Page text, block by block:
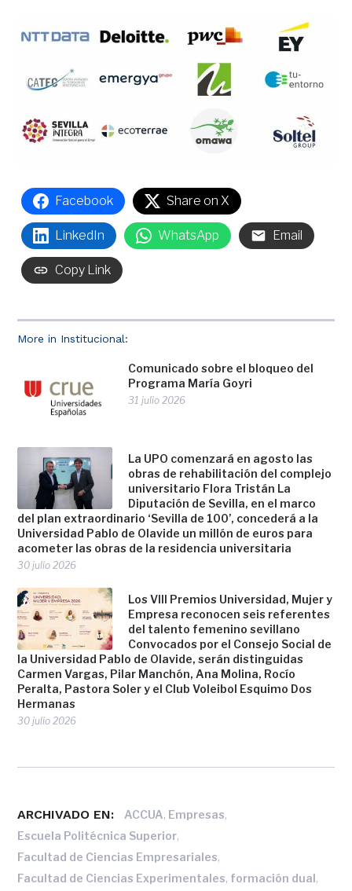
More in Institucional:
Comunicado sobre el bloqueo del
Programa María Goyri
31 julio 2026
La UPO comenzará en agosto las
obras de rehabilitación del complejo
universitario Flora Tristán La
Diputación de Sevilla, en el marco
del plan extraordinario ‘Sevilla de 100’, concederá a la
Universidad Pablo de Olavide un millón de euros para
acometer las obras de la residencia universitaria
30 julio 2026
Los VIII Premios Universidad, Mujer y
Empresa reconocen seis referentes
del talento femenino sevillano
Convocados por el Consejo Social de
la Universidad Pablo de Olavide, serán distinguidas
Carmen Vargas, Pilar Manchón, Ana Molina, Rocío
Peralta, Pastora Soler y el Club Voleibol Esquimo Dos
Hermanas
30 julio 2026
Facebook Share on X
LinkedIn WhatsApp Email
Copy Link
ARCHIVADO EN: ACCUA, Empresas,
Escuela Politécnica Superior,
Facultad de Ciencias Empresariales,
Facultad de Ciencias Experimentales, formación dual,